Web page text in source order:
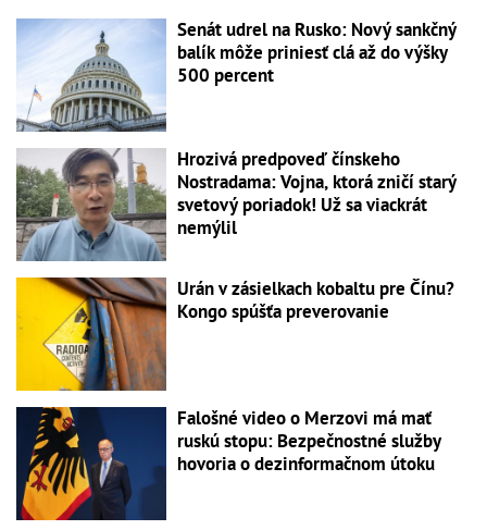
Senát udrel na Rusko: Nový sankčný
balík môže priniesť clá až do výšky
500 percent
Hrozivá predpoveď čínskeho
Nostradama: Vojna, ktorá zničí starý
svetový poriadok! Už sa viackrát
nemýlil
Urán v zásielkach kobaltu pre Čínu?
Kongo spúšťa preverovanie
Falošné video o Merzovi má mať
ruskú stopu: Bezpečnostné služby
hovoria o dezinformačnom útoku